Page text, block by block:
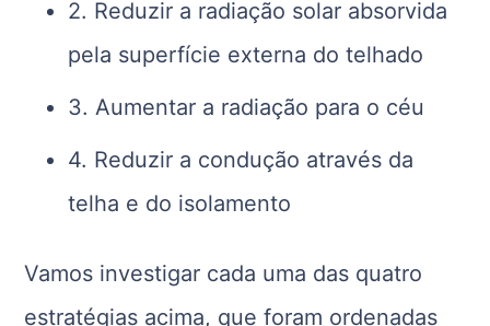
2. Reduzir a radiação solar absorvida
pela superfície externa do telhado
3. Aumentar a radiação para o céu
4. Reduzir a condução através da
telha e do isolamento
Vamos investigar cada uma das quatro
estratégias acima, que foram ordenadas